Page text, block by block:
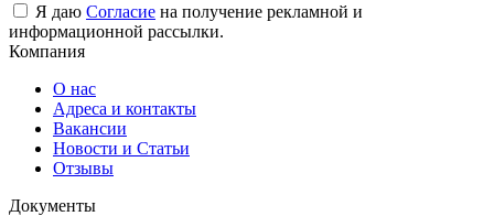
Я даю Согласие на получение рекламной и
информационной рассылки.
Компания
О нас
Адреса и контакты
Вакансии
Новости и Статьи
Отзывы
Документы